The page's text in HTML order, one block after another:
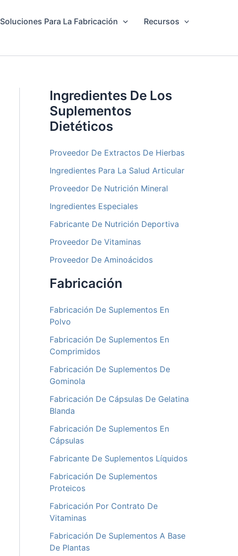
Soluciones Para La Fabricación
Recursos
Ingredientes De Los
Suplementos
Dietéticos
Proveedor De Extractos De Hierbas
Ingredientes Para La Salud Articular
Proveedor De Nutrición Mineral
Ingredientes Especiales
Fabricante De Nutrición Deportiva
Proveedor De Vitaminas
Proveedor De Aminoácidos
Fabricación
Fabricación De Suplementos En
Polvo
Fabricación De Suplementos En
Comprimidos
Fabricación De Suplementos De
Gominola
Fabricación De Cápsulas De Gelatina
Blanda
Fabricación De Suplementos En
Cápsulas
Fabricante De Suplementos Líquidos
Fabricación De Suplementos
Proteicos
Fabricación Por Contrato De
Vitaminas
Fabricación De Suplementos A Base
De Plantas